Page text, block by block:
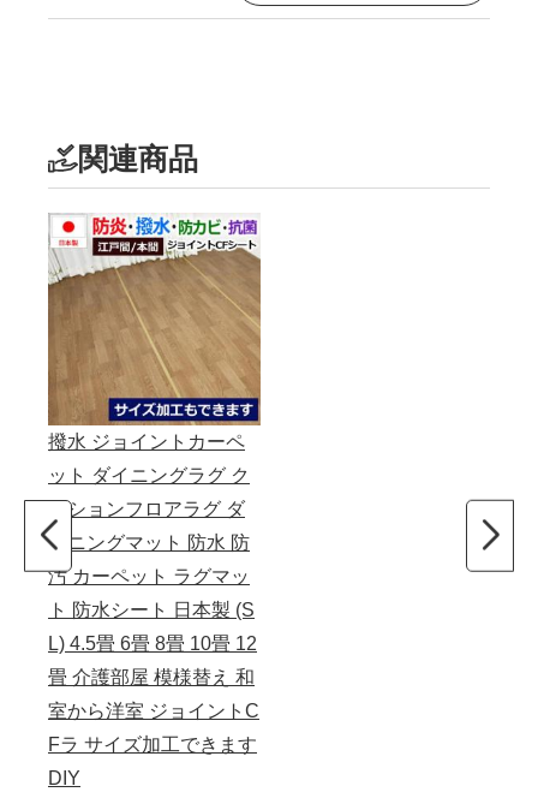
関連商品
撥水 ジョイントカーペ
ット ダイニングラグ ク
ッションフロアラグ ダ
イニングマット 防水 防
汚 カーペット ラグマッ
ト 防水シート 日本製 (S
L) 4.5畳 6畳 8畳 10畳 12
畳 介護部屋 模様替え 和
室から洋室 ジョイントC
Fラ サイズ加工できます
DIY